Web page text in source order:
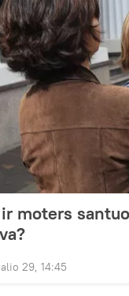
moters
29, 14:45